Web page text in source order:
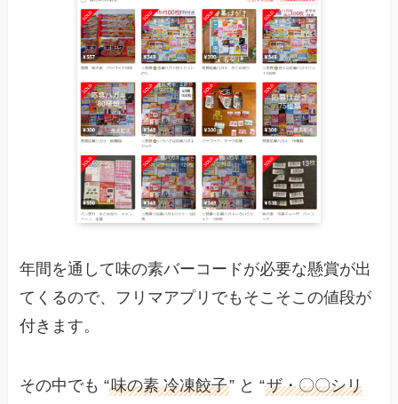
年間を通して味の素バーコードが必要な懸賞が出
てくるので、フリマアプリでもそこそこの値段が
付きます。
その中でも “味の素 冷凍餃子” と “ザ・〇〇シリ